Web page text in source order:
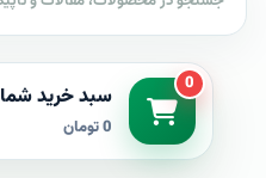
0 سبد خرید شما
0 تومان